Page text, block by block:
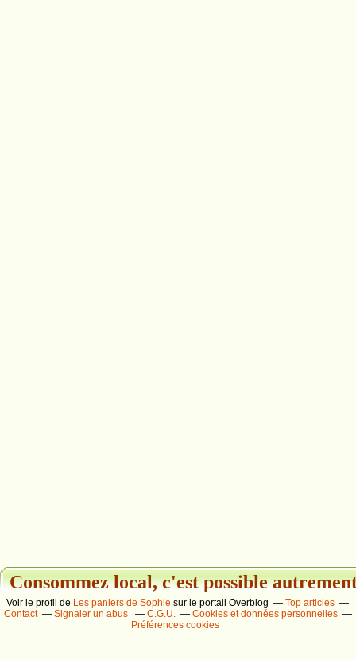
Consommez local, c'est possible
Voir le profil de Les paniers de Sophie sur le portail Overblog
Top articles
Contact
Signaler un abus C.G.U.
Cookies et données personnelles
Préférences cookies